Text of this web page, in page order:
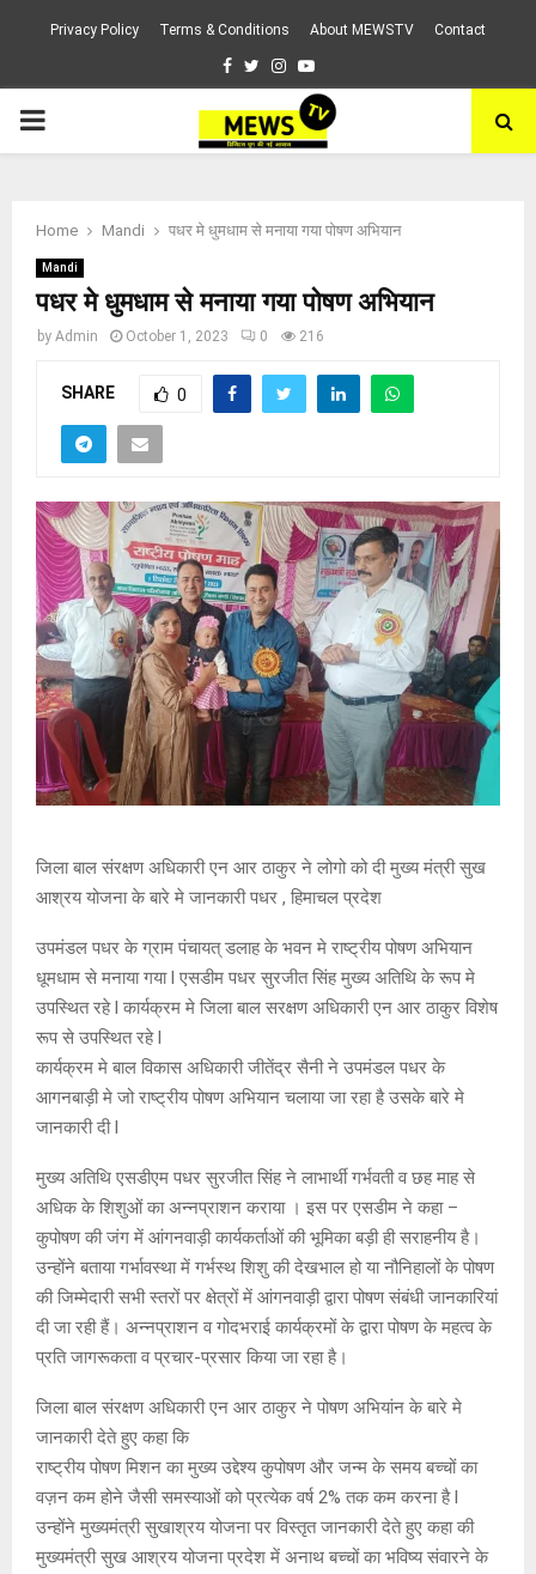
Privacy Policy Terms & Conditions About MEWSTV Contact
Facebook
TwitterInstagram
Youtube
PRIMARY
Home Mandi पधर मे धुमधाम से मनाया गया पोषण अभियान
Mandi
पधर मे धुमधाम से मनाया गया पोषण अभियान
by Admin October 1, 2023 0 216
SHARE 0
जिला बाल संरक्षण अधिकारी एन आर ठाकुर ने लोगो को दी मुख्य मंत्री सुख
आश्रय योजना के बारे मे जानकारी पधर , हिमाचल प्रदेश
उपमंडल पधर के ग्राम पंचायत् डलाह के भवन मे राष्ट्रीय पोषण अभियान
धूमधाम से मनाया गया l एसडीम पधर सुरजीत सिंह मुख्य अतिथि के रूप मे
उपस्थित रहे l कार्यक्रम मे जिला बाल सरक्षण अधिकारी एन आर ठाकुर विशेष
रूप से उपस्थित रहे l
कार्यक्रम मे बाल विकास अधिकारी जीतेंद्र सैनी ने उपमंडल पधर के
आगनबाड़ी मे जो राष्ट्रीय पोषण अभियान चलाया जा रहा है उसके बारे मे
जानकारी दी l
मुख्य अतिथि एसडीएम पधर सुरजीत सिंह ने लाभार्थी गर्भवती व छह माह से
अधिक के शिशुओं का अन्नप्राशन कराया । इस पर एसडीम ने कहा –
कुपोषण की जंग में आंगनवाड़ी कार्यकर्ताओं की भूमिका बड़ी ही सराहनीय है।
उन्होंने बताया गर्भावस्था में गर्भस्थ शिशु की देखभाल हो या नौनिहालों के पोषण
की जिम्मेदारी सभी स्तरों पर क्षेत्रों में आंगनवाड़ी द्वारा पोषण संबंधी जानकारियां
दी जा रही हैं। अन्नप्राशन व गोदभराई कार्यक्रमों के द्वारा पोषण के महत्व के
प्रति जागरूकता व प्रचार-प्रसार किया जा रहा है।
जिला बाल संरक्षण अधिकारी एन आर ठाकुर ने पोषण अभियांन के बारे मे
जानकारी देते हुए कहा कि
राष्ट्रीय पोषण मिशन का मुख्य उद्देश्य कुपोषण और जन्म के समय बच्चों का
वज़न कम होने जैसी समस्याओं को प्रत्येक वर्ष 2% तक कम करना है l
उन्होंने मुख्यमंत्री सुखाश्रय योजना पर विस्तृत जानकारी देते हुए कहा की
मुख्यमंत्री सुख आश्रय योजना प्रदेश में अनाथ बच्चों का भविष्य संवारने के